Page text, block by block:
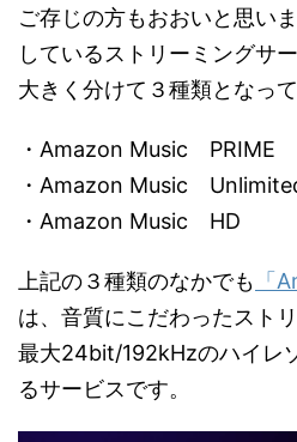
ご存じの方もおおいと思い
しているストリーミングサー
大きく分けて３種類となって
・Amazon Music PRIME
・Amazon Music
・Amazon Music HD
上記の３種類のなかでも 「
は、音質にこだわったスト
最大24bit/192kHzのハイレ
るサービスです。